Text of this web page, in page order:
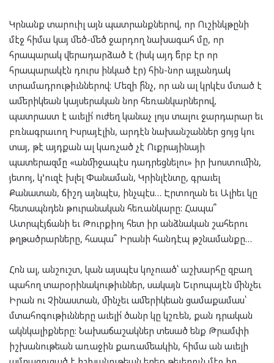
Կրնանք տարուիլ այն պատրանքներով, որ Ուշինկթընի
մէջ հիմա կայ մեծ-մեծ ջարդող նախագահ մը, որ
հրապարակ վերադարձած է (իսկ այդ ե՞րբ էր որ
հրապարակէն դուրս ինկած էր) հին-նոր այլանդակ
տրամադրութիւններով: Մեզի ի՞նչ, որ ան ալ կրկէս մտած է
ամերիկեան կայսերական նոր հեռանկարներով,
պատրաստ է աւելի՛ ուժեղ կանաչ լոյս տալու ջարդարար եւ
բռնագրաւող Իսրայէլին, արդէն նախանշաններ ցոյց կու
տայ, թէ այդքան ալ կառչած չէ Ուքրայինայի
պատերազմը «անմիջապէս դադրեցնելու» իր խոստումին,
յետոյ, կ’ուզէ խլել Փանաման, Կրինլէնտը, գրաւել
Քանատան, ճիշդ այնպէս, ինչպէս… Էրտողան եւ Ալիեւ կը
հետապնդեն թուրանական հեռանկարը: Հապա՞
Ատրպէյճանի եւ Թուրքիոյ հետ իր անձնական շահերու
թղթածրարները, հապա՞ Իրանի հանդէպ թշնամանքը…
Հոն ալ, անշուշտ, կան այսպէս կոչուած՝ աշխարհը զբաղ
պահող տարօրինակութիւններ, սակայն Եւրոպայէն մինչեւ
Իրան ու Չինաստան, մինչեւ ամերիկեան ցամաքամաս՝
մտահոգութիւնները աւելի՛ ծանր կը կշռեն, քան դրական
ակնկալիքները: Նախաճաշակներ տեսած ենք Թրամփի
իշխանութեան առաջին քառամեակին, հիմա ան աւելի